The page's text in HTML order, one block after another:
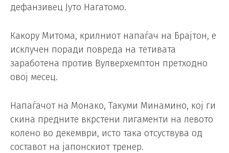
дефанзивец Јуто Нагатомо.
Какору Митома, крилниот напаѓач на Брајтон, е
исклучен поради повреда на тетивата
заработена против Вулверхемптон претходно
овој месец.
Напаѓачот на Монако, Такуми Минамино, кој ги
скина предните вкрстени лигаменти на левото
колено во декември, исто така отсуствува од
составот на јапонскиот тренер.